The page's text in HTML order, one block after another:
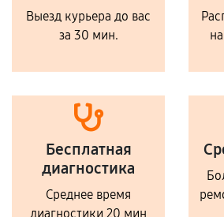
Выезд курьера до вас
за 30 мин.
Бесплатная
диагностика
Среднее время
диагностики 20 мин